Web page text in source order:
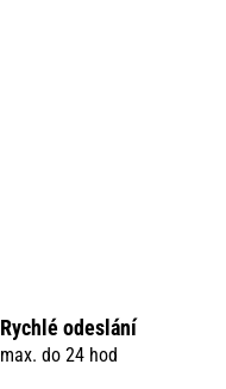
Rychlé odeslání
max. do 24 hod